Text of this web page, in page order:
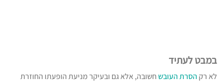
במבט לעתיד
לא רק הסרת העובשחשובה, אלא גם ובעיקר מניעת הופעתו החוזרת